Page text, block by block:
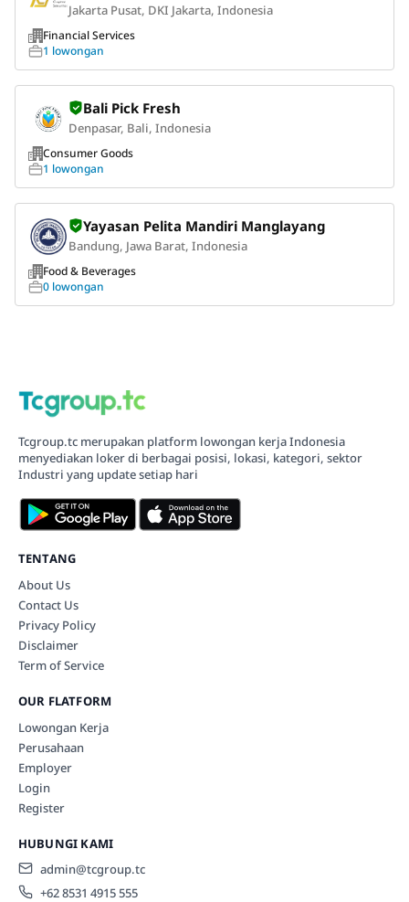
Jakarta Pusat, DKI Jakarta, Indonesia
Financial Services
1 lowongan
Bali Pick Fresh
Denpasar, Bali, Indonesia
Consumer Goods
1 lowongan
Yayasan Pelita Mandiri Manglayang
Bandung, Jawa Barat, Indonesia
Food & Beverages
0 lowongan
Tcgroup.tc merupakan platform lowongan kerja Indonesia
menyediakan loker di berbagai posisi, lokasi, kategori, sektor
Industri yang update setiap hari
TENTANG
About Us
Contact Us
Privacy Policy
Disclaimer
Term of Service
OUR FLATFORM
Lowongan Kerja
Perusahaan
Employer
Login
Register
HUBUNGI KAMI
admin@tcgroup.tc
+62 8531 4915 555